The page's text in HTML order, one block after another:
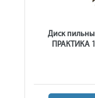
Диск
ПРАКТИКА